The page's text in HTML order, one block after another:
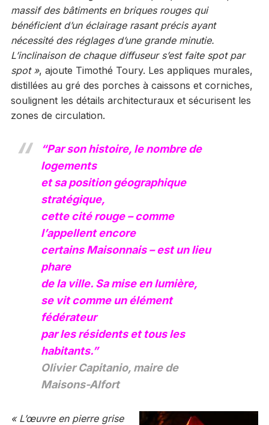
massif des bâtiments en briques rouges qui
bénéficient d’un éclairage rasant précis ayant
nécessité des réglages d’une grande minutie.
L’inclinaison de chaque diffuseur s’est faite spot par
spot », ajoute Timothé Toury. Les appliques murales,
distillées au gré des porches à caissons et corniches,
soulignent les détails architecturaux et sécurisent les
zones de circulation.
“Par son histoire, le nombre de
logements
et sa position géographique
stratégique,
cette cité rouge – comme
l’appellent encore
certains Maisonnais – est un lieu
phare
de la ville. Sa mise en lumière,
se vit comme un élément
fédérateur
par les résidents et tous les
habitants.”
Olivier Capitanio, maire de
Maisons-Alfort
« L’œuvre en pierre grise